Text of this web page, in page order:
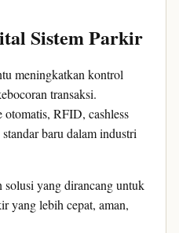
Sistem Parkir
meningkatkan kontrol
transaksi.
RFID, cashless
baru dalam industri
yang dirancang untuk
yang lebih cepat, aman,